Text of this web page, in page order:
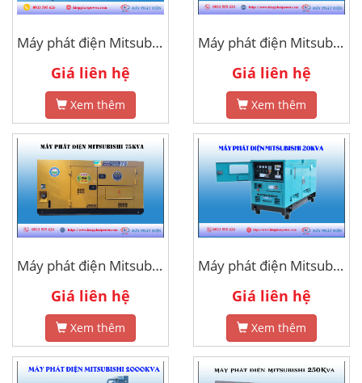
Máy phát điện Mitsubishi 45kva
Giá liên hệ
Xem thêm
Máy phát điện Mitsubishi 1000kva
Giá liên hệ
Xem thêm
Máy phát điện Mitsubishi 75kva
Giá liên hệ
Xem thêm
Máy phát điện Mitsubishi 20kVa
Giá liên hệ
Xem thêm